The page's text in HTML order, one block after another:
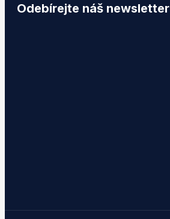
Odebírejte náš newsletter